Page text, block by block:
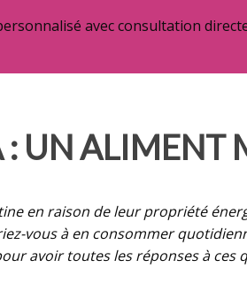
avec consultation
: UN ALIMENT
en raison de leur propriété
vous à en consommer
avoir toutes les réponses à ces